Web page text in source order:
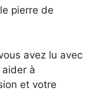
pierre de
avez lu avec
aider à
et votre